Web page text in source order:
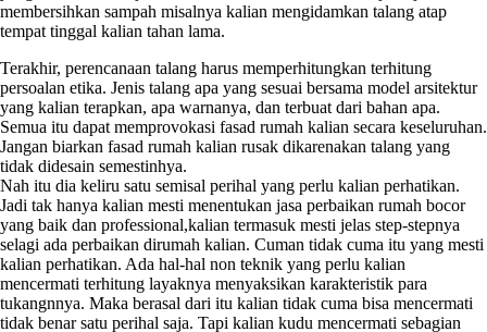
membersihkan sampah misalnya kalian mengidamkan talang atap
tempat tinggal kalian tahan lama.
Terakhir, perencanaan talang harus memperhitungkan terhitung
persoalan etika. Jenis talang apa yang sesuai bersama model arsitektur
yang kalian terapkan, apa warnanya, dan terbuat dari bahan apa.
Semua itu dapat memprovokasi fasad rumah kalian secara keseluruhan.
Jangan biarkan fasad rumah kalian rusak dikarenakan talang yang
tidak didesain semestinhya.
Nah itu dia keliru satu semisal perihal yang perlu kalian perhatikan.
Jadi tak hanya kalian mesti menentukan jasa perbaikan rumah bocor
yang baik dan professional,kalian termasuk mesti jelas step-stepnya
selagi ada perbaikan dirumah kalian. Cuman tidak cuma itu yang mesti
kalian perhatikan. Ada hal-hal non teknik yang perlu kalian
mencermati terhitung layaknya menyaksikan karakteristik para
tukangnnya. Maka berasal dari itu kalian tidak cuma bisa mencermati
tidak benar satu perihal saja. Tapi kalian kudu mencermati sebagian